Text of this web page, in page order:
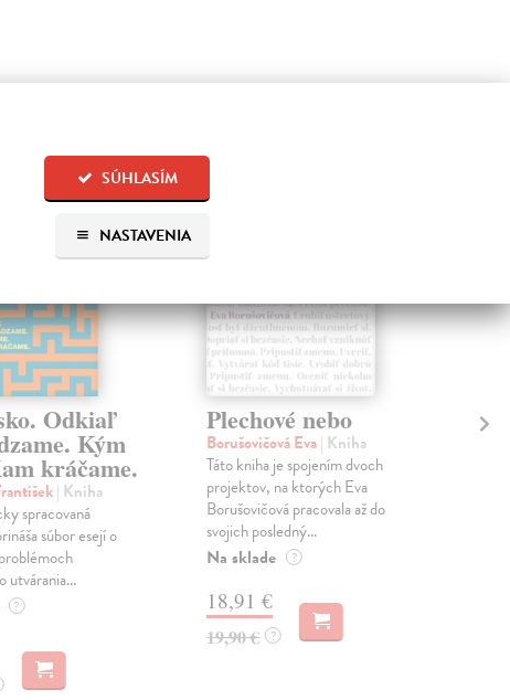
SÚHLASÍM
NASTAVENIA
aj:
Odkiaľ
Kým
kráčame.
| Kniha
spracovaná
súbor esejí o
utvárania...
?
Plechové nebo
Borušovičová Eva| Kniha
Táto kniha je spojením dvoch
projektov, na ktorých Eva
Borušovičová pracovala až do
svojich posledný...
Na sklade ?
18,91 €
19,90 € ?